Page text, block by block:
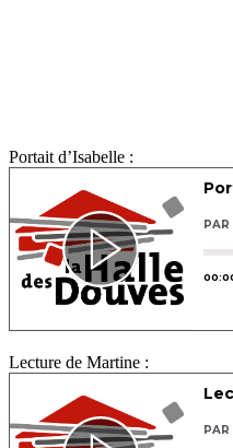
Portait d’Isabelle :
Lecture de Martine :